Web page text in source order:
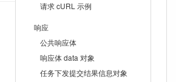
请求 cURL 示例
响应
公共响应体
响应体 data 对象
任务下发提交结果信息对象